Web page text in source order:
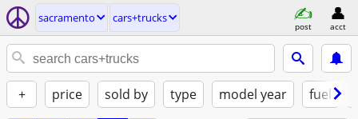
sacramento cars+trucks
post acct
+ price sold by type model year fuel